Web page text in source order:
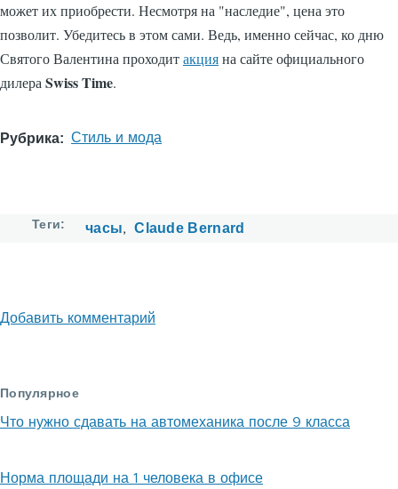
может их приобрести. Несмотря на "наследие", цена это
позволит. Убедитесь в этом сами. Ведь, именно сейчас, ко дню
Святого Валентина проходитакцияна сайте официального
дилера Swiss Time.
Рубрика Стиль и мода
Теги часы Claude Bernard
Добавить комментарий
Популярное
Что нужно сдавать на автомеханика после 9 класса
Норма площади на 1 человека в офисе